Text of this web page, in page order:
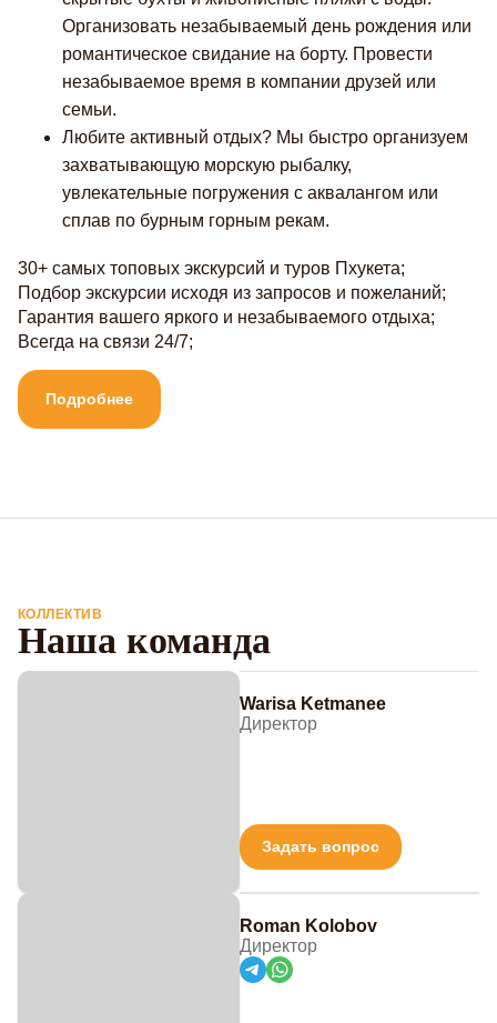
Организовать незабываемый день рождения или
романтическое свидание на борту. Провести
незабываемое время в компании друзей или
семьи.
Любите активный отдых? Мы быстро организуем
захватывающую морскую рыбалку,
увлекательные погружения с аквалангом или
сплав по бурным горным рекам.
30+ самых топовых экскурсий и туров Пхукета;
Подбор экскурсии исходя из запросов и пожеланий;
Гарантия вашего яркого и незабываемого отдыха;
Всегда на связи 24/7;
Подробнее
КОЛЛЕКТИВ
Наша команда
Warisa Ketmanee
Директор
Задать вопрос
Roman Kolobov
Директор